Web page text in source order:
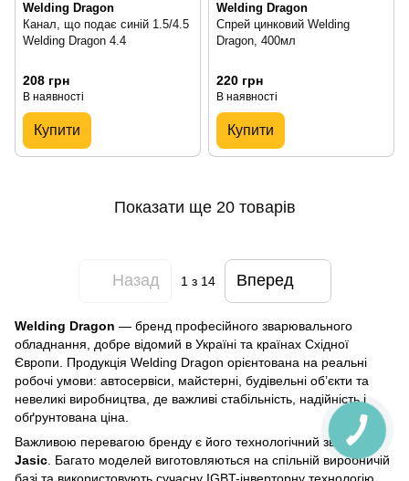
Welding Dragon
Канал, що подає синій 1.5/4.5
Welding Dragon 4.4
208 грн
В наявності
Купити
Welding Dragon
Спрей цинковий Welding
Dragon, 400мл
220 грн
В наявності
Купити
Показати ще 20 товарів
Назад 1 з 14 Вперед
Welding Dragon — бренд професійного зварювального
обладнання, добре відомий в Україні та країнах Східної
Європи. Продукція Welding Dragon орієнтована на реальні
робочі умови: автосервіси, майстерні, будівельні об’єкти та
невеликі виробництва, де важливі стабільність, надійність і
обґрунтована ціна.
Важливою перевагою бренду є його технологічний зв’язок із
Jasic . Багато моделей виготовляються на спільній виробничій
базі та використовують сучасну IGBT-інверторну технологію.